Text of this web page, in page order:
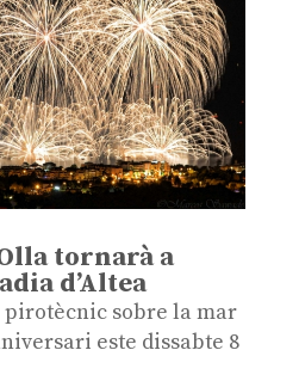
tornarà a
d’Altea
pirotècnic sobre la mar
este dissabte 8